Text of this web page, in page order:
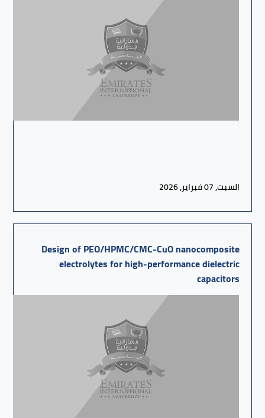
السبت, 07 فبراير, 2026
Design of PEO/HPMC/CMC-CuO nanocomposite
electrolytes for high-performance dielectric
capacitors